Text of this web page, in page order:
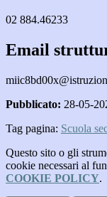
02 884.46233
Email
Pubblicato: 28-05-
Tag pagina: Scuola
Questo sito o gli
cookie necessari al
COOKIE POLICY.